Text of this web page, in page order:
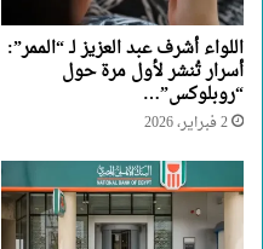
اللواء أشرف عبد العزيز لـ “الممر”:
أسرار تُنشر لأول مرة حول
“روبلوكس”…
2 فبراير، 2026